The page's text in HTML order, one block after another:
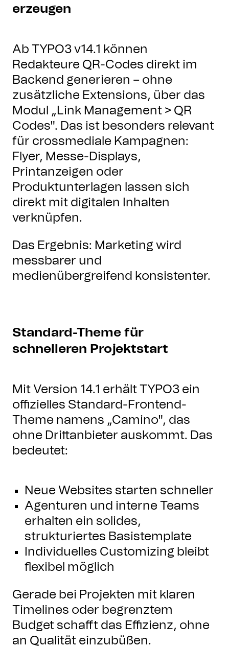
erzeugen
Ab TYPO3 v14.1 können
Redakteure QR-Codes direkt im
Backend generieren – ohne
zusätzliche Extensions, über das
Modul „Link Management > QR
Codes". Das ist besonders relevant
für crossmediale Kampagnen:
Flyer, Messe-Displays,
Printanzeigen oder
Produktunterlagen lassen sich
direkt mit digitalen Inhalten
verknüpfen.
Das Ergebnis: Marketing wird
messbarer und
medienübergreifend konsistenter.
Standard-Theme für
schnelleren Projektstart
Mit Version 14.1 erhält TYPO3 ein
offizielles Standard-Frontend-
Theme namens „Camino", das
ohne Drittanbieter auskommt. Das
bedeutet:
Neue Websites starten schneller
Agenturen und interne Teams
erhalten ein solides,
strukturiertes Basistemplate
Individuelles Customizing bleibt
flexibel möglich
Gerade bei Projekten mit klaren
Timelines oder begrenztem
Budget schafft das Effizienz, ohne
an Qualität einzubüßen.